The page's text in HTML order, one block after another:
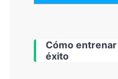
Cómo
éxito